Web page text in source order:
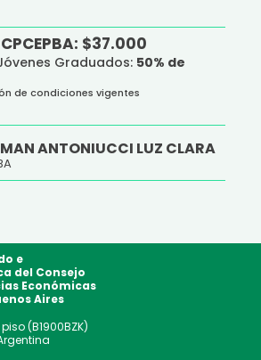
$37.000
Graduados: 50% de
de condiciones vigentes
ANTONIUCCI LUZ CLARA
e
del Consejo
Económicas
Aires
(B1900BZK)